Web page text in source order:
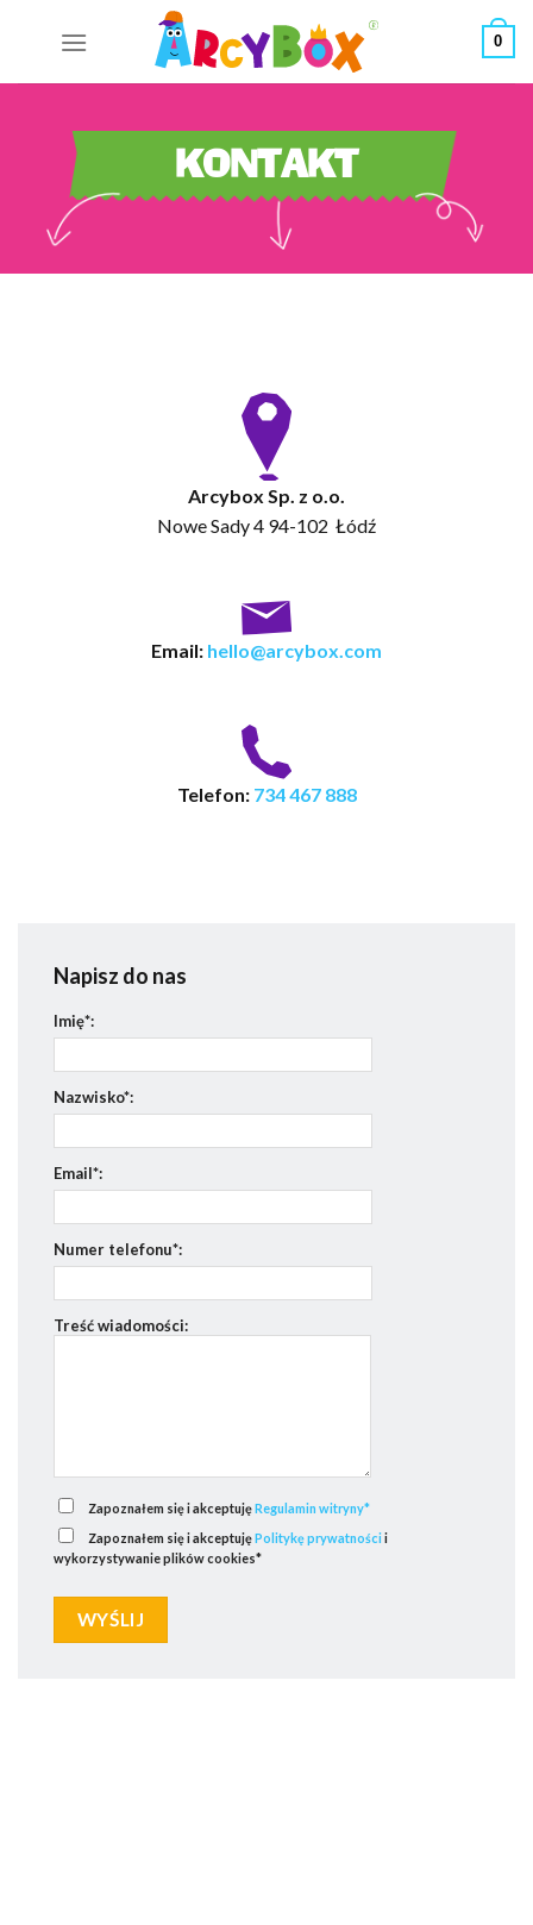
0
KONTAKT
Arcybox Sp. z o.o.
Nowe Sady 4 94-102 Łódź
Email: hello@arcybox.com
Telefon: 734 467 888
Napisz do nas
Imię*:
Nazwisko*:
Email*:
Numer telefonu*:
Treść wiadomości:
Zapoznałem się i akceptujęRegulamin witryny*
Zapoznałem się i akceptujęPolitykę prywatnościi
wykorzystywanie plików cookies*